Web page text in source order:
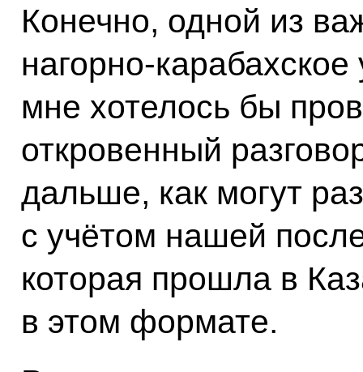
Конечно, одной из
нагорно-
мне хотелось бы
откровенный
дальше, как могут
с учётом нашей
которая прошла в
в этом формате.